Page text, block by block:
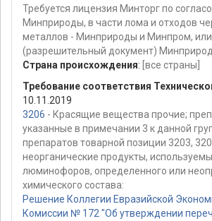
Требуется лицензия Минторг по
Минприроды, в части лома и отходов
металлов - Минприроды и Минпром,
(разрешительный документ)
Страна происхождения: [все страны]
Требование соответствия
10.11.2019
3206 - Красящие вещества прочие;
указанные в примечании 3 к данной
препаратов товарной позиции 3203,
неорганические продукты,
люминофоров, определенного или
химического состава:
Решение Коллегии Евразийской
Комиссии № 172 "Об утверждении